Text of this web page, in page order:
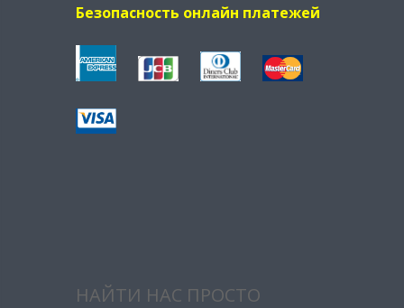
Безопасность онлайн платежей
НАЙТИ НАС ПРОСТО